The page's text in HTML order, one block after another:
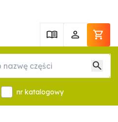
nr katalogowy